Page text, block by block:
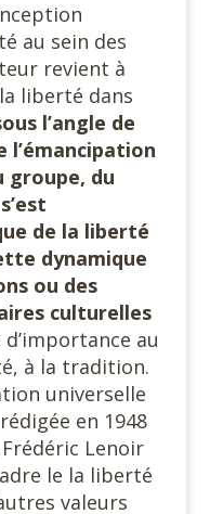
au sein des
revient à
liberté dans
l’angle de
l’émancipation
groupe, du
de la liberté
dynamique
ou des
culturelles
au
à la tradition.
universelle
en 1948
Frédéric Lenoir
le la liberté
valeurs